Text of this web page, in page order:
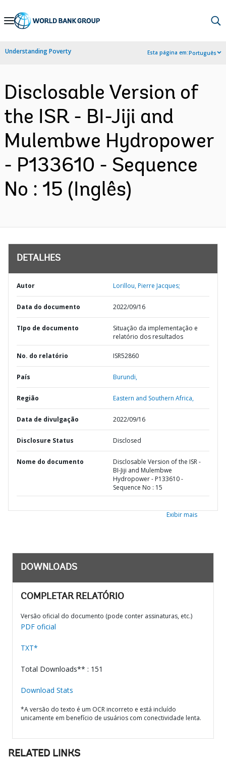
Skip
Navigation
Understanding Poverty Esta página em:Português
Disclosable Version of
the ISR - BI-Jiji and
Mulembwe Hydropower
- P133610 - Sequence
No : 15 (Inglês)
DETALHES
Autor Lorillou, Pierre Jacques;
Data do documento 2022/09/16
TIpo de documento
Situação da implementação e
relatório dos resultados
No. do relatório ISR52860
País Burundi,
Região Eastern and Southern Africa,
Data de divulgação 2022/09/16
Disclosure Status Disclosed
Nome do documento
Disclosable Version of the ISR -
BI-Jiji and Mulembwe
Hydropower - P133610 -
Sequence No : 15
Exibir mais
DOWNLOADS
COMPLETAR RELATÓRIO
Versão oficial do documento (pode conter assinaturas, etc.)
PDF oficial
TXT*
Total Downloads** : 151
Download Stats
*A versão do texto é um OCR incorreto e está incluído
unicamente em benefício de usuários com conectividade lenta.
RELATED LINKS